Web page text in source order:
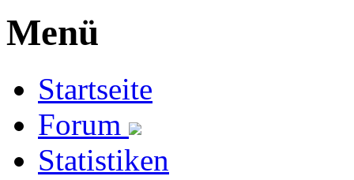
Menü
Startseite
Forum
Statistiken